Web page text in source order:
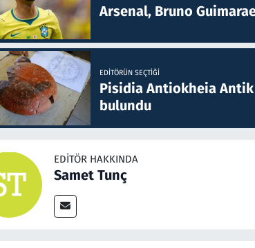
Arsenal, Bruno
EDITÖRÜN SEÇTIĞI
Pisidia Antiokheia
bulundu
EDITÖR HAKKINDA
Samet Tunç